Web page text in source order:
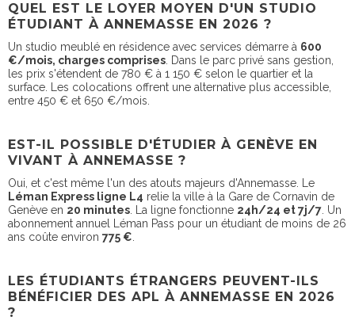
QUEL EST LE LOYER MOYEN D'UN STUDIO
ÉTUDIANT À ANNEMASSE EN 2026 ?
Un studio meublé en résidence avec services démarre à 600
€/mois, charges comprises . Dans le parc privé sans gestion,
les prix s'étendent de 780 € à 1 150 € selon le quartier et la
surface. Les colocations offrent une alternative plus accessible,
entre 450 € et 650 €/mois.
EST-IL POSSIBLE D'ÉTUDIER À GENÈVE EN
VIVANT À ANNEMASSE ?
Oui, et c'est même l'un des atouts majeurs d'Annemasse. Le
Léman Express ligne L4 relie la ville à la Gare de Cornavin de
Genève en 20 minutes . La ligne fonctionne 24h/24 et 7j/7 . Un
abonnement annuel Léman Pass pour un étudiant de moins de 26
ans coûte environ 775 €
LES ÉTUDIANTS ÉTRANGERS PEUVENT-ILS
BÉNÉFICIER DES APL À ANNEMASSE EN 2026
?